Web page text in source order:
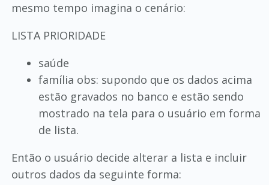
mesmo tempo imagina o cenário:
LISTA PRIORIDADE
saúde
família obs: supondo que os dados acima
estão gravados no banco e estão sendo
mostrado na tela para o usuário em forma
de lista.
Então o usuário decide alterar a lista e incluir
outros dados da seguinte forma: